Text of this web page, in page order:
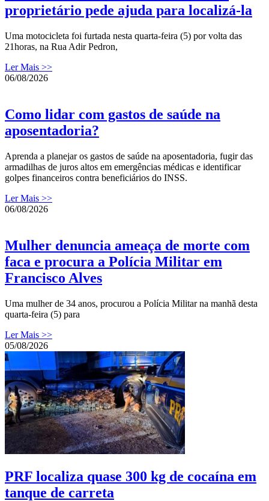
proprietário pede ajuda para localizá-la
Uma motocicleta foi furtada nesta quarta-feira (5) por volta das
21horas, na Rua Adir Pedron,
Ler Mais >>
06/08/2026
Como lidar com gastos de saúde na
aposentadoria?
Aprenda a planejar os gastos de saúde na aposentadoria, fugir das
armadilhas de juros altos em emergências médicas e identificar
golpes financeiros contra beneficiários do INSS.
Ler Mais >>
06/08/2026
Mulher denuncia ameaça de morte com
faca e procura a Polícia Militar em
Francisco Alves
Uma mulher de 34 anos, procurou a Polícia Militar na manhã desta
quarta-feira (5) para
Ler Mais >>
05/08/2026
PRF localiza quase 300 kg de cocaína em
tanque de carreta